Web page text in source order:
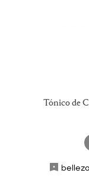
Tónico de
belleza